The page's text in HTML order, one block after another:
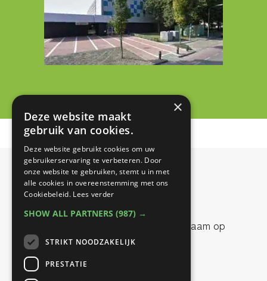
Contact info
Onze therapeuten zijn werkzaam op
twee locaties:
×
Deze website maakt
gebruik van cookies.
Deze website gebruikt cookies om uw
gebruikerservaring te verbeteren. Door
onze website te gebruiken, stemt u in met
alle cookies in overeenstemming met ons
Cookiebeleid. Lees verder
SHOW ALL PARTNERS (987) →
STRIKT NOODZAKELIJK
PRESTATIE